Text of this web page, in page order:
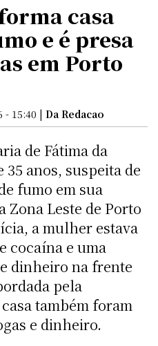
casa
e é presa
em Porto
15:40 | Da Redacao
de Fátima da
35 anos, suspeita de
fumo em sua
Leste de Porto
a mulher estava
cocaína e uma
dinheiro na frente
pela
também foram
e dinheiro.